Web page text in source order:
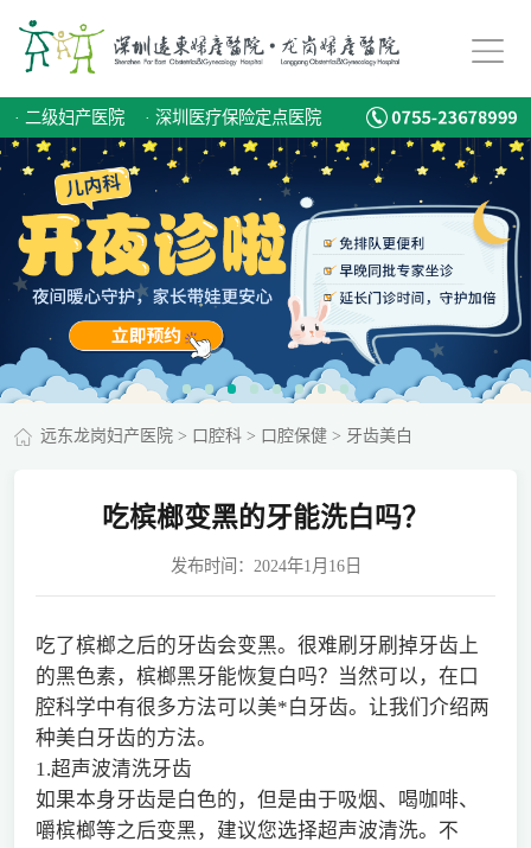
· 二级妇产医院 · 深圳医疗保险定点医院
远东龙岗妇产医院> 口腔科> 口腔保健> 牙齿美白
吃槟榔变黑的牙能洗白吗？
发布时间：2024年1月16日
吃了槟榔之后的牙齿会变黑。很难刷牙刷掉牙齿上
的黑色素，槟榔黑牙能恢复白吗？当然可以，在口
腔科学中有很多方法可以美*白牙齿。让我们介绍两
种美白牙齿的方法。
1.超声波清洗牙齿
如果本身牙齿是白色的，但是由于吸烟、喝咖啡、
嚼槟榔等之后变黑，建议您选择超声波清洗。不